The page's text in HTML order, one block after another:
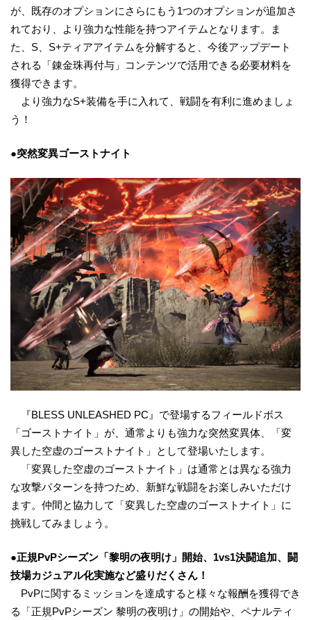
が、既存のオプションにさらにもう1つのオプションが追加さ
れており、より強力な性能を持つアイテムとなります。ま
た、S、S+ティアアイテムを分解すると、今後アップデート
される「錬金珠再付与」コンテンツで活用できる必要材料を
獲得できます。
より強力なS+装備を手に入れて、戦闘を有利に進めましょ
う！
●突然変異ゴーストナイト
『BLESS UNLEASHED PC』で登場するフィールドボス
「ゴーストナイト」が、通常よりも強力な突然変異体、「変
異した空虚のゴーストナイト」として登場いたします。
「変異した空虚のゴーストナイト」は通常とは異なる強力
な攻撃パターンを持つため、新鮮な戦闘をお楽しみいただけ
ます。仲間と協力して「変異した空虚のゴーストナイト」に
挑戦してみましょう。
●正規PvPシーズン「黎明の夜明け」開始、 1vs1決闘追加、闘
技場カジュアル化実施など盛りだくさん！
PvPに関するミッションを達成すると様々な報酬を獲得でき
る「正規PvPシーズン 黎明の夜明け」の開始や、ペナルティ